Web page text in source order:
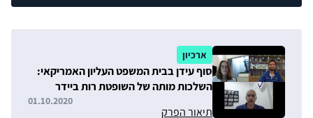
ארכיון
סוף עידן בבית המשפט העליון האמריקאי:
השלכות מותה של השופטת רות ביידר
תיאור הפרק
01.10.2020